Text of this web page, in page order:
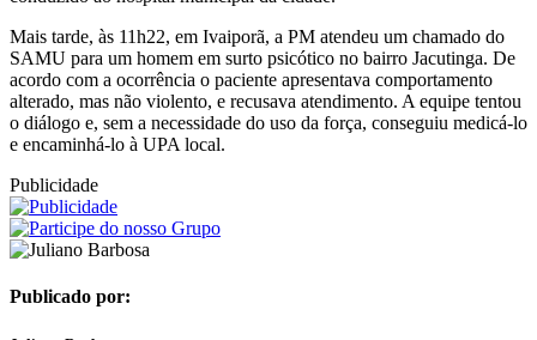
Mais tarde, às 11h22, em Ivaiporã, a PM atendeu um chamado do
SAMU para um homem em surto psicótico no bairro Jacutinga. De
acordo com a ocorrência o paciente apresentava comportamento
alterado, mas não violento, e recusava atendimento. A equipe tentou
o diálogo e, sem a necessidade do uso da força, conseguiu medicá-lo
e encaminhá-lo à UPA local.
Publicidade
Publicado por: